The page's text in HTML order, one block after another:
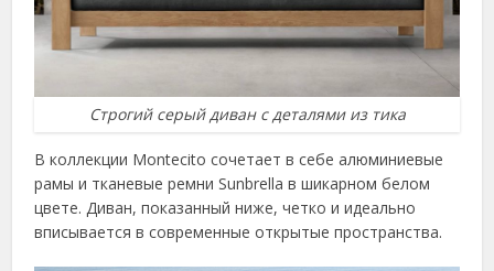
Строгий серый диван с деталями из тика
В коллекции Montecito сочетает в себе алюминиевые
рамы и тканевые ремни Sunbrella в шикарном белом
цвете. Диван, показанный ниже, четко и идеально
вписывается в современные открытые пространства.